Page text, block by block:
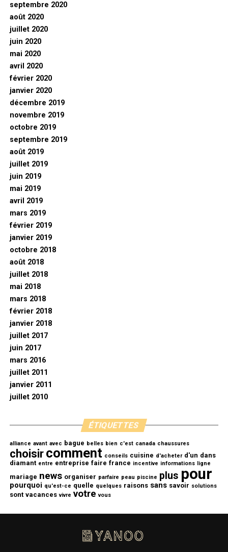
septembre 2020
août 2020
juillet 2020
juin 2020
mai 2020
avril 2020
février 2020
janvier 2020
décembre 2019
novembre 2019
octobre 2019
septembre 2019
août 2019
juillet 2019
juin 2019
mai 2019
avril 2019
mars 2019
février 2019
janvier 2019
octobre 2018
août 2018
juillet 2018
mai 2018
mars 2018
février 2018
janvier 2018
juillet 2017
juin 2017
mars 2016
juillet 2011
janvier 2011
juillet 2010
ÉTIQUETTES
alliance avant avec bague belles bien c'est canada chaussures
choisir comment conseils cuisine d'acheter d'un dans
diamant entre entreprise faire france incentive informations ligne
mariage news organiser parfaire peau piscine plus pour
pourquoi qu'est-ce quelle quelques raisons sans savoir solutions
sont vacances vivre votre vous